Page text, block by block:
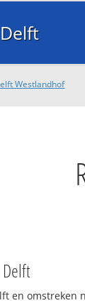
Westlandhof
en omstreken